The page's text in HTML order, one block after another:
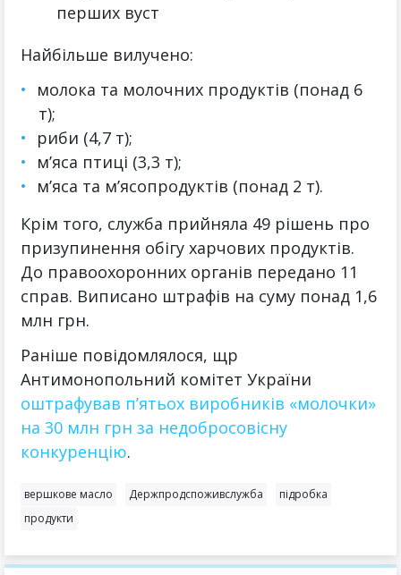
перших вуст
Найбільше вилучено:
молока та молочних продуктів (понад 6
т);
риби (4,7 т);
м’яса птиці (3,3 т);
м’яса та м’ясопродуктів (понад 2 т).
Крім того, служба прийняла 49 рішень про
призупинення обігу харчових продуктів.
До правоохоронних органів передано 11
справ. Виписано штрафів на суму понад 1,6
млн грн.
Раніше повідомлялося, щр
Антимонопольний комітет України
оштрафував п’ятьох виробників «молочки»
на 30 млн грн за недобросовісну
конкуренцію.
вершкове масло Держпродспоживслужба
підробка
продукти